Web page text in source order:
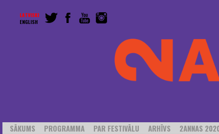
LATVISKI
ENGLISH
SĀKUMS PROGRAMMA PAR FESTIVĀLU ARHĪVS 2ANNAS